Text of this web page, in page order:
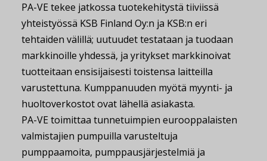
PA-VE tekee jatkossa tuotekehitystä tiiviissä
yhteistyössä KSB Finland Oy:n ja KSB:n eri
tehtaiden välillä; uutuudet testataan ja tuodaan
markkinoille yhdessä, ja yritykset markkinoivat
tuotteitaan ensisijaisesti toistensa laitteilla
varustettuna. Kumppanuuden myötä myynti- ja
huoltoverkostot ovat lähellä asiakasta.
PA-VE toimittaa tunnetuimpien eurooppalaisten
valmistajien pumpuilla varusteltuja
pumppaamoita, pumppausjärjestelmiä ja